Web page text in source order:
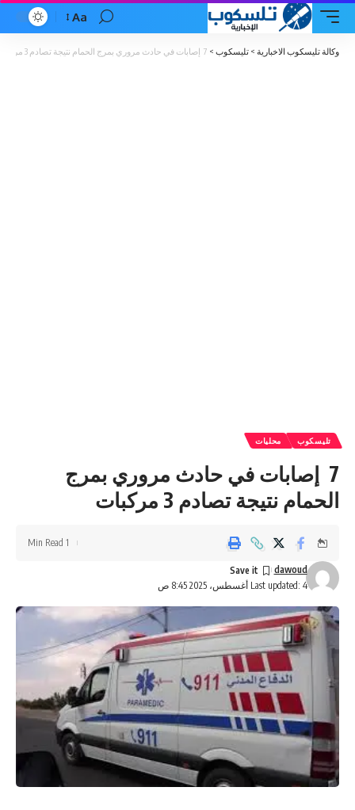
Font
Resizer
Aa
وكالة تليسكوب الاخبارية > تليسكوب > 7 إصابات في حادث مروري بمرج الحمام نتيجة تصادم 3 مركبات
تليسكوب محليات
7 إصابات في حادث مروري بمرج
الحمام نتيجة تصادم 3 مركبات
Last updated: 4 أغسطس، 2025 8:45 ص
dawoud
1 Min Read